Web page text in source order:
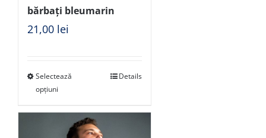
bărbați bleumarin
21,00 lei
Selectează
opțiuni
Details